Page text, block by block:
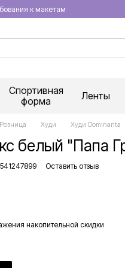
к макетам
Спортивная
форма
Ленты
Розница Худи Худи Dominanta
белый "Папа
Оставить отзыв
накопительной скидки